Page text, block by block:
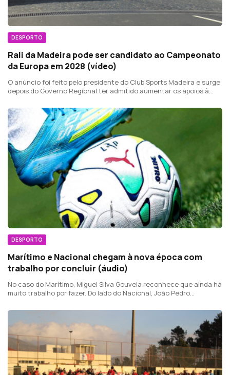
DESPORTO
Rali da Madeira pode ser candidato ao Campeonato
da Europa em 2028 (vídeo)
O anúncio foi feito pelo presidente do Club Sports Madeira e surge
depois do Governo Regional ter admitido aumentar os apoios à
DESPORTO
Marítimo e Nacional chegam à nova época com
trabalho por concluir (áudio)
No caso do Marítimo, Miguel Silva Gouveia reconhece que ainda há
muito trabalho por fazer. Do lado do Nacional, João Pedro
algumas carências.